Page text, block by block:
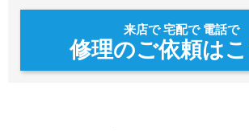
来店で 宅配で 電話で
修理のご依頼は